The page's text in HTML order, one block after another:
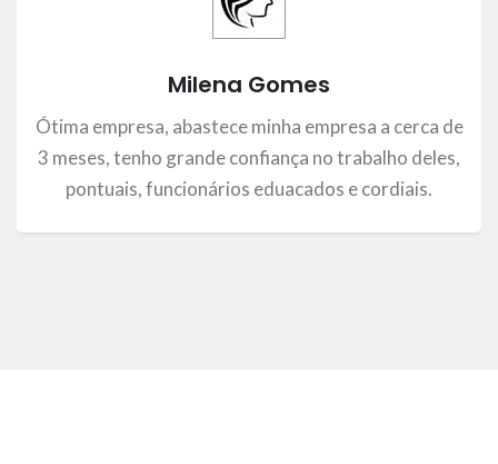
Milena Gomes
Ótima empresa, abastece minha empresa a cerca de
3 meses, tenho grande confiança no trabalho deles,
pontuais, funcionários eduacados e cordiais.